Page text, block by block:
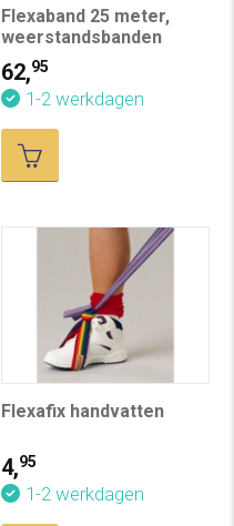
Flexaband 25 meter,
weerstandsbanden
62,95
1-2 werkdagen
Flexafix handvatten
4,95
1-2 werkdagen